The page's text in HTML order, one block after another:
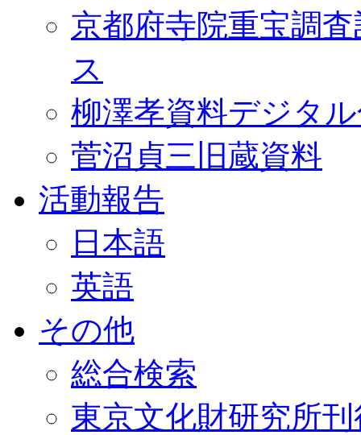
京都府寺院重宝調
ス
柳澤孝資料デジタ
菅沼貞三旧蔵資料
活動報告
日本語
英語
その他
総合検索
東京文化財研究所